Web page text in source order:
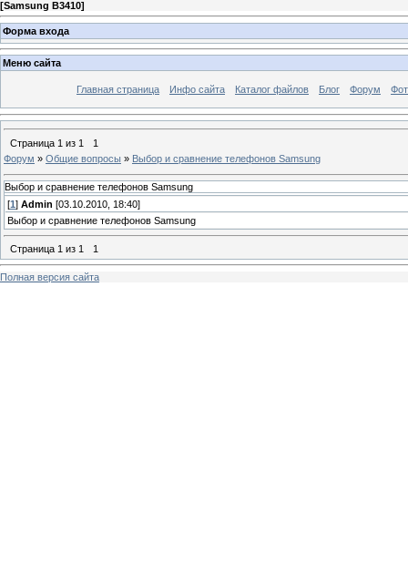
[Samsung B3410]
Форма входа
Меню сайта
Главная страница Инфо сайта Каталог файлов Блог Форум
Страница 1 из 1
1
Форум » Общие вопросы » Выбор и сравнение телефонов Samsung
Выбор и сравнение телефонов Samsung
[1 ] Admin [03.10.2010, 18:40]
Выбор и сравнение телефонов Samsung
Страница 1 из 1 1
Полная версия сайта